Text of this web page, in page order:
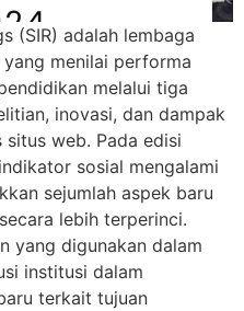
(SIR) adalah lembaga
menilai performa
melalui tiga
inovasi, dan dampak
web. Pada edisi
sosial mengalami
sejumlah aspek baru
lebih terperinci.
yang digunakan dalam
institusi dalam
terkait tujuan